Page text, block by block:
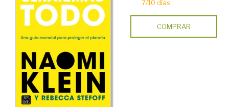
7/10 días.
COMPRAR